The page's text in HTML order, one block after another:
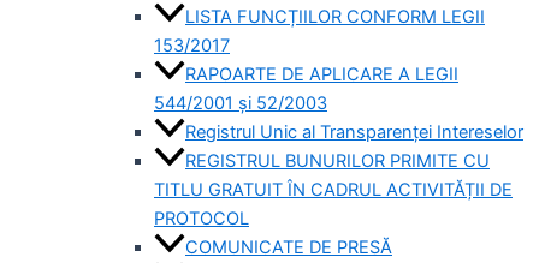
LISTA FUNCȚIILOR CONFORM LEGII
153/2017
RAPOARTE DE APLICARE A LEGII
544/2001 și 52/2003
Registrul Unic al Transparenței Intereselor
REGISTRUL BUNURILOR PRIMITE CU
TITLU GRATUIT ÎN CADRUL ACTIVITĂȚII DE
PROTOCOL
COMUNICATE DE PRESĂ